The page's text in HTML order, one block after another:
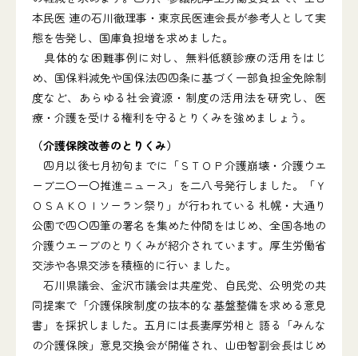
本民医 連の石川徹理事・東京民医連会長が参考人として実
態を告発し、国庫負担増を求めました。
具体的な困難事例に対し、無料低額診療の活用をはじ
め、国保料減免や国保法四四条に基づく一部負担金免除制
度など、あらゆる社会資源・制度の活用法を研究し、医
療・介護を受ける権利を守るとりくみを強めましょう。
（介護保険改善のとりくみ）
四月以後七月初旬までに「ＳＴＯＰ介護崩壊・介護ウエ
ーブ二〇一〇推進ニュース」を二八号発行しました。「Ｙ
ＯＳＡＫＯＩソーラン祭り」が行われている 札幌・大通り
公園で四〇四筆の署名を集めた仲間をはじめ、全国各地の
介護ウエーブのとりくみが紹介されています。厚生労働省
交渉や各県交渉を積極的に行い ました。
石川県議会、金沢市議会は共産党、自民党、公明党の共
同提案で「介護保険制度の抜本的な基盤整備を求める意見
書」を採択しました。五月には長妻厚労相と 語る「みんな
の介護保険」意見交換会が開催され、山田智副会長はじめ